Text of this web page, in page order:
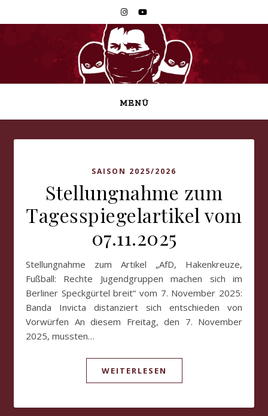
MENÜ
SAISON 2025/2026
Stellungnahme zum
Tagesspiegelartikel vom
07.11.2025
Stellungnahme zum Artikel „AfD, Hakenkreuze,
Fußball: Rechte Jugendgruppen machen sich im
Berliner Speckgürtel breit“ vom 7. November 2025:
Banda Invicta distanziert sich entschieden von
Vorwürfen An diesem Freitag, den 7. November
2025, mussten…
WEITERLESEN